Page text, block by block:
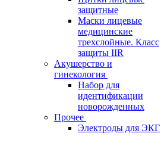
защитные
Маски лицевые
медицинские
трехслойные. Класс
защиты IIR
Акушерство и
гинекология
Набор для
идентификации
новорожденных
Прочее
Электроды для ЭКГ